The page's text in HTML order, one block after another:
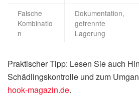
Falsche
Kombinatio
n
Dokumentation,
getrennte
Lagerung
Praktischer Tipp: Lesen Sie auch
Schädlingskontrolle und zum
hook‑magazin.de.